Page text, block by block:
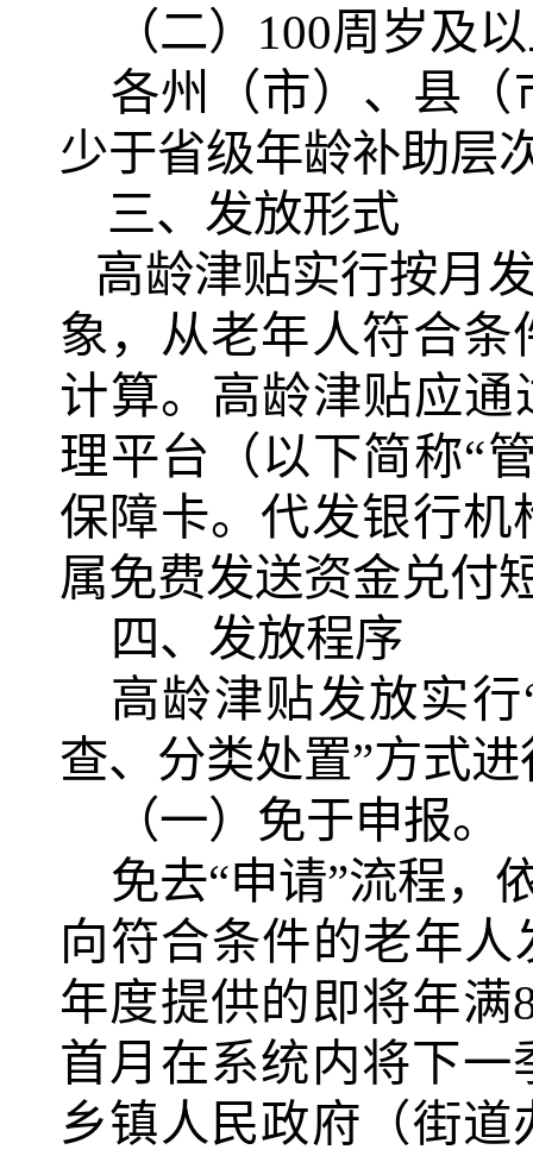
（二） 100周岁及
各州（市）、县
少于省级年龄补助层
三、发放形式
高龄津贴实行按月
象，从老年人符合
计算。高龄津贴应通
理平台（以下简称“
保障卡。代发银行
属免费发送资金兑付
四、发放程序
高龄津贴发放实行
查、分类处置”方式
（一）免于申报。
免去“申请”流程，
向符合条件的老年
年度提供的即将年满
首月在系统内将下一
乡镇人民政府（街